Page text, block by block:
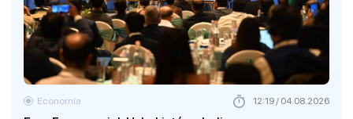
Economía 12:19 / 04.08.2026